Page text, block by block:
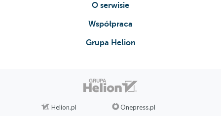
O serwisie
Współpraca
Grupa Helion
Helion.pl
Onepress.pl